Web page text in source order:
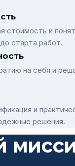
стоимость и
старта работ.
на себя и
и
решения.